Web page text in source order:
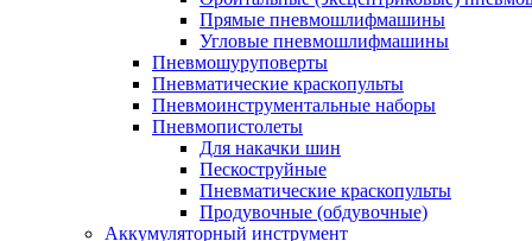
Прямые пневмошлифмашины
Угловые пневмошлифмашины
Пневмошуруповерты
Пневматические краскопульты
Пневмоинструментальные наборы
Пневмопистолеты
Для накачки шин
Пескоструйные
Пневматические краскопульты
Продувочные (обдувочные)
Аккумуляторный инструмент